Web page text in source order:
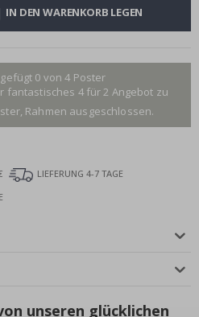
IN DEN WARENKORB LEGEN
0 von 4 Poster
fantastisches 4 für 2 Angebot zu
Rahmen ausgeschlossen.
LIEFERUNG 4-7 TAGE
unseren glücklichen